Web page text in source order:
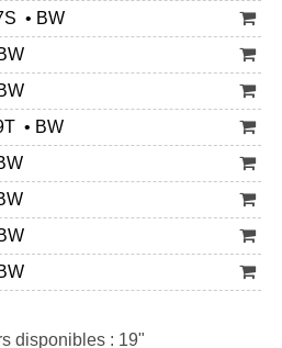
• BW
• BW
disponibles : 19"